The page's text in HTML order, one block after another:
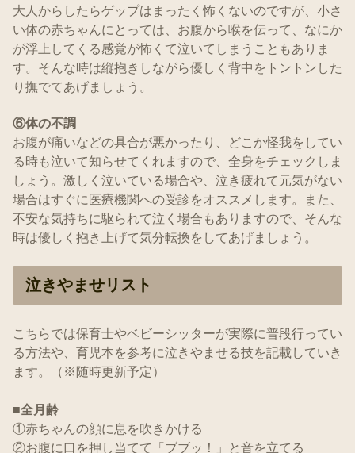
大人からしたらゲップはまったく怖くないのですが、小さ
い体の赤ちゃんにとっては、お腹から喉を伝って、なにか
が浮上してくる感覚が怖くて泣いてしまうこともありま
す。そんな時は縦抱きしながら優しく背中をトントンした
り撫でてあげましょう。
⑥体の不調
お腹が痛いなどの具合が悪かったり、どこか怪我をしてい
る時も泣いて知らせてくれますので、全身をチェックしま
しょう。激しく泣いている場合や、泣き疲れて元気がない
場合はすぐに医療機関への受診をオススメします。また、
不安な気持ちに駆られて泣く場合もありますので、そんな
時は優しく抱き上げて気分転換をしてあげましょう。
泣きやませリスト
こちらでは保育士やベビーシッターが実際に普段行ってい
る方法や、育児本を参考に泣きやませる技を記載していき
ます。（※随時更新予定）
■全月齢
①赤ちゃんの顔に息を吹きかける
②お腹に口を押し当てて「ブブッ！」と音を立てる